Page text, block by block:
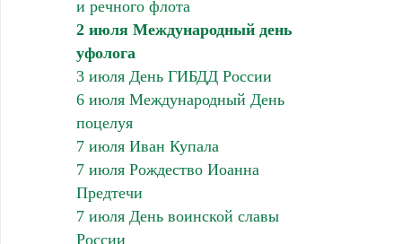
и речного флота
2 июля Международный день
уфолога
3 июля День ГИБДД России
6 июля Международный День
поцелуя
7 июля Иван Купала
7 июля Рождество Иоанна
Предтечи
7 июля День воинской славы
России